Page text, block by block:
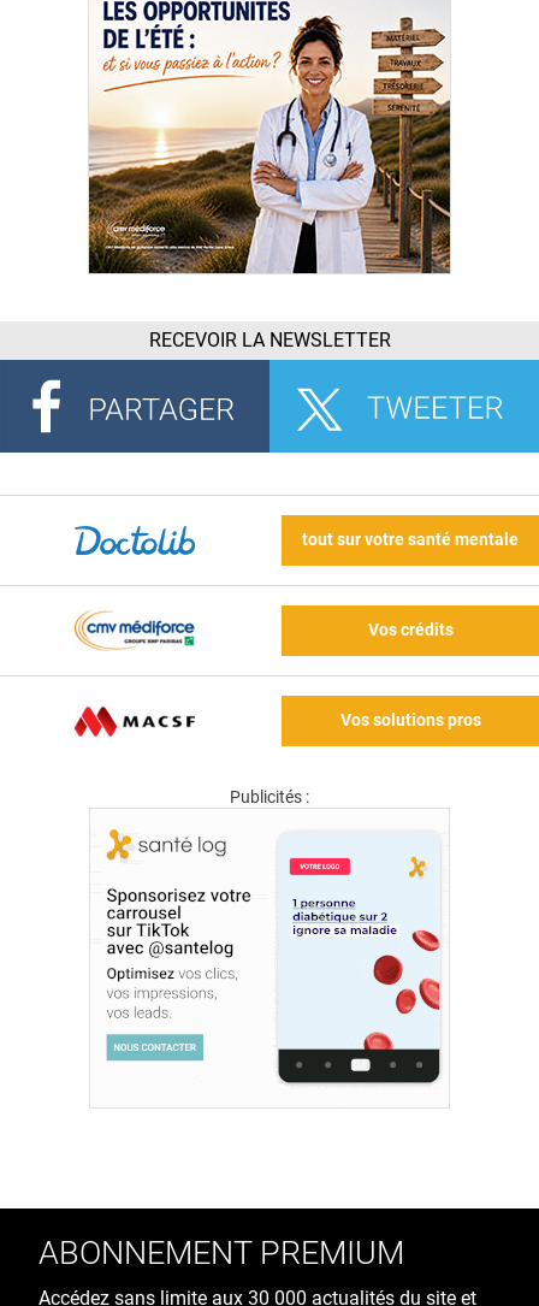
RECEVOIR LA NEWSLETTER
tout sur votre santé mentale
Vos crédits
Vos solutions pros
Publicités :
ABONNEMENT PREMIUM
Accédez sans limite aux 30 000 actualités du site et